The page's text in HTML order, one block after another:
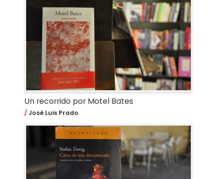
Un recorrido por Motel Bates
José Luis Prado